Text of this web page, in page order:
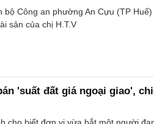
bộ Công an phường An Cựu (TP
sản của chị H.T.V
'suất đất giá ngoại giao',